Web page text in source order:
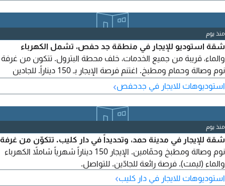
منذ يوم
شقة استوديو للإيجار في منطقة جد حفص، تشمل الكهرباء
والماء، قريبة من جميع الخدمات، خلف محطة البترول. تتكون من غرفة
نوم وصالة وحمام ومطبخ. اغتنم فرصة الإيجار بـ 150 ديناراً. للجادين
تواصلوا معنا.
استوديوهات للايجار في جدحفص›
منذ يوم
شقة للإيجار في مدينة حمد، وتحديداً في دار كليب. تتكوّن من غرفة
نوم وصالة ومطبخ وحمّامين. الإيجار 150 ديناراً شهرياً شاملاً الكهرباء
والماء (ليمت). فرصة رائعة للجادّين. للتواصل.
استوديوهات للايجار في دار كليب›